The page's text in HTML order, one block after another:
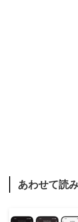
あわせて読